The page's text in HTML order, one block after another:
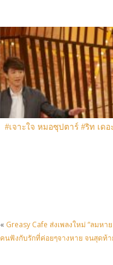
#เจาะใจ หมอซุปตาร์ #ริท เดอ
« Greasy Cafe ส่งเพลงใหม่ “ลมหา
คนฟังกับรักที่ค่อยๆจางหาย จนสุดท้า